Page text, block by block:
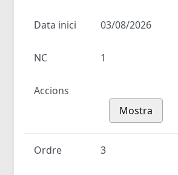
Data inici 03/08/2026
NC 1
Accions
Mostra
Ordre 3